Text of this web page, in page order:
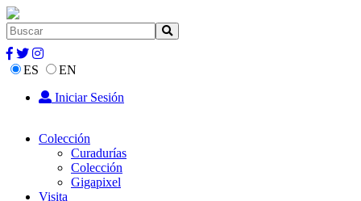
ES
EN
Iniciar Sesión
Colección
Curadurías
Colección
Gigapixel
Visita